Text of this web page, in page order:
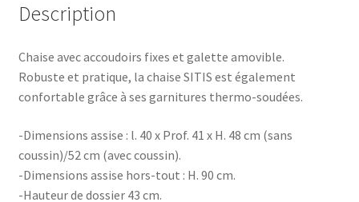
Description
Chaise avec accoudoirs fixes et galette amovible.
Robuste et pratique, la chaise SITIS est également
confortable grâce à ses garnitures thermo-soudées.
-Dimensions assise : l. 40 x Prof. 41 x H. 48 cm (sans
coussin)/52 cm (avec coussin).
-Dimensions assise hors-tout : H. 90 cm.
-Hauteur de dossier 43 cm.